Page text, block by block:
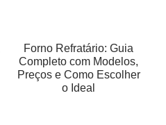
Forno Refratário: Guia
Completo com Modelos,
Preços e Como Escolher
o Ideal